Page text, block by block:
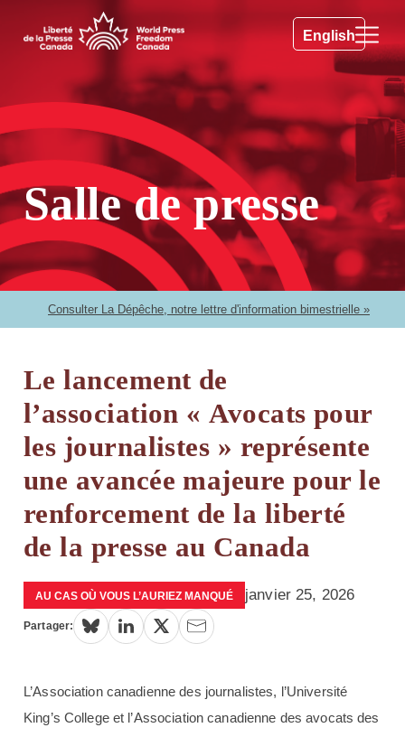
English
Salle de presse
Consulter La Dépêche, notre lettre d'information bimestrielle »
Le lancement de
l’association « Avocats pour
les journalistes » représente
une avancée majeure pour le
renforcement de la liberté
de la presse au Canada
AU CAS OÙ VOUS L’AURIEZ MANQUÉ janvier 25, 2026
Partager:
L’Association canadienne des journalistes, l’Université
King’s College et l’Association canadienne des avocats des